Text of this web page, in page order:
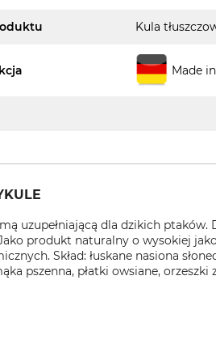
Kula
Made
uzupełniającą dla dzikich ptaków.
produkt naturalny o wysokiej
Skład: łuskane nasiona
pszenna, płatki owsiane, orzeszki